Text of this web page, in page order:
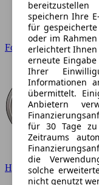
Ford
Hyundai
speichern Ihre
für
oder im
erleichtert
erneute
Ihrer
Informationen
übermittelt.
Anbietern
für 30 Tage zu
Zeitraums
die
solche
nicht genutzt